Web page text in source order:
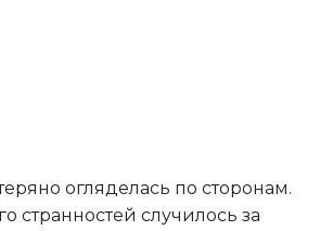
огляделась по сторонам.
странностей случилось за